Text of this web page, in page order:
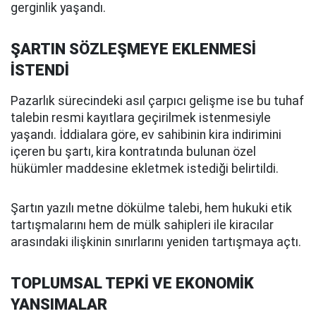
gerginlik yaşandı.
ŞARTIN SÖZLEŞMEYE EKLENMESİ
İSTENDİ
Pazarlık sürecindeki asıl çarpıcı gelişme ise bu tuhaf
talebin resmi kayıtlara geçirilmek istenmesiyle
yaşandı. İddialara göre, ev sahibinin kira indirimini
içeren bu şartı, kira kontratında bulunan özel
hükümler maddesine ekletmek istediği belirtildi.
Şartın yazılı metne dökülme talebi, hem hukuki etik
tartışmalarını hem de mülk sahipleri ile kiracılar
arasındaki ilişkinin sınırlarını yeniden tartışmaya açtı.
TOPLUMSAL TEPKİ VE EKONOMİK
YANSIMALAR